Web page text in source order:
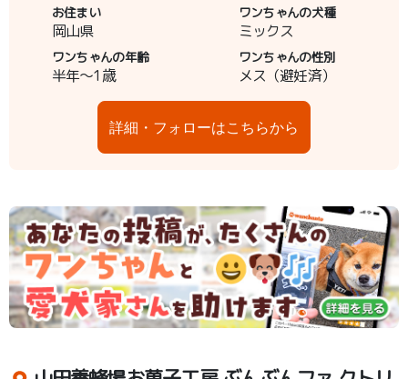
お住まい
岡山県
ワンちゃんの犬種
ミックス
ワンちゃんの年齢
半年～1歳
ワンちゃんの性別
メス（避妊済）
詳細・フォローはこちらから